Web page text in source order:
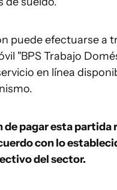
puede efectuarse a
"BPS Trabajo
en línea
de pagar esta partida
con lo
del sector.